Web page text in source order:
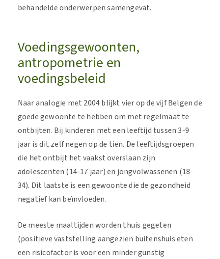
behandelde onderwerpen samengevat.
Voedingsgewoonten,
antropometrie en
voedingsbeleid
Naar analogie met 2004 blijkt vier op de vijf Belgen de
goede gewoonte te hebben om met regelmaat te
ontbijten. Bij kinderen met een leeftijd tussen 3-9
jaar is dit zelf negen op de tien. De leeftijdsgroepen
die het ontbijt het vaakst overslaan zijn
adolescenten (14-17 jaar) en jongvolwassenen (18-
34). Dit laatste is een gewoonte die de gezondheid
negatief kan beïnvloeden.
De meeste maaltijden worden thuis gegeten
(positieve vaststelling aangezien buitenshuis eten
een risicofactor is voor een minder gunstig